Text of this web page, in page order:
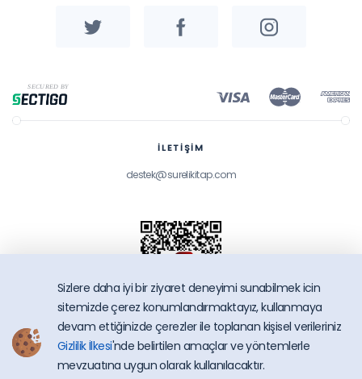
İLETİŞİM
destek@surelikitap.com
SüreliKitap.com
Copyright © 2026 - Bütün Hakları Saklıdır.
Sizlere daha iyi bir ziyaret deneyimi sunabilmek icin
sitemizde çerez konumlandırmaktayız, kullanmaya
devam ettiğinizde çerezler ile toplanan kişisel verileriniz
Gizlilik İlkesi'nde belirtilen amaçlar ve yöntemlerle
mevzuatına uygun olarak kullanılacaktır.